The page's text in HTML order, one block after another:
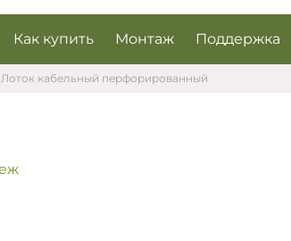
Как купить Монтаж Поддержка
Лоток кабельный перфорированный